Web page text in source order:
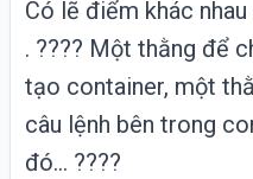
Có lẽ điểm khác
. ???? Một thằng để
tạo container, một
câu lệnh bên trong
đó… ????